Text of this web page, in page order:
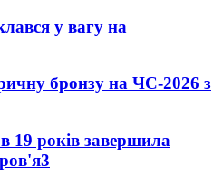
у вагу на
бронзу на ЧС-2026 з
19 років завершила
3